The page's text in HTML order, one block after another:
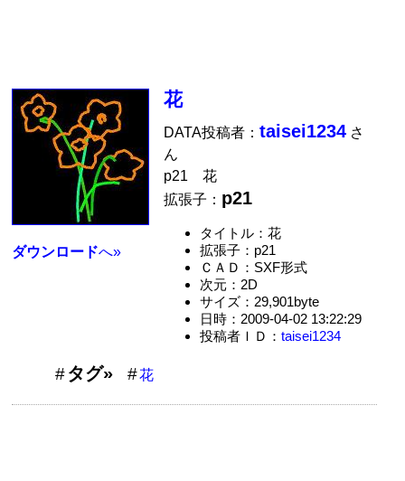
ダウンロードへ»
花
DATA投稿者：taisei1234 さ
ん
p21 花
拡張子： p21
タイトル：花
拡張子：p21
ＣＡＤ：SXF形式
次元：2D
サイズ：29,901byte
日時：2009-04-02 13:22:29
投稿者ＩＤ： taisei1234
タグ» 花